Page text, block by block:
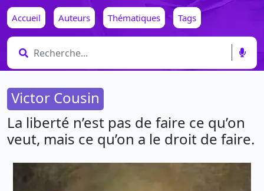
Accueil Auteurs Thématiques Tags
Victor Cousin
La liberté n’est pas de faire ce qu’on
veut, mais ce qu’on a le droit de faire.